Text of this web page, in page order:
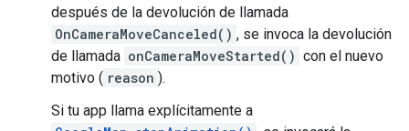
después de la devolución de llamada
OnCameraMoveCanceled() , se invoca la devolución
de llamada onCameraMoveStarted() con el nuevo
motivo ( reason ).
Si tu app llama explícitamente a